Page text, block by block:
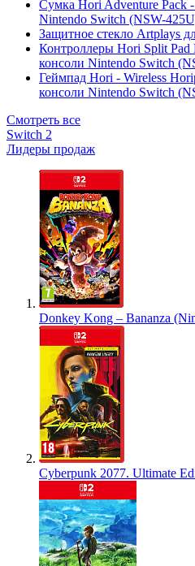
Сумка Hori Adventure Pack
Nintendo Switch (NSW-
Защитное стекло Artplays
Контроллеры Hori Split Pad
консоли Nintendo Switch
Геймпад Hori - Wireless
консоли Nintendo Switch
Смотреть все
Switch 2
Лидеры продаж
Donkey Kong – Bananza
Cyberpunk 2077. Ultimate